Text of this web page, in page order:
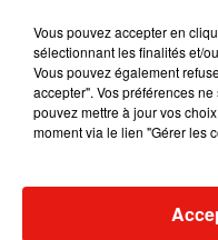
7 août
7 août
Vous pouvez accepter en
sélectionnant les finalités et/
Vous pouvez également
accepter". Vos préférences
pouvez mettre à jour vos
moment via le lien "Gérer les